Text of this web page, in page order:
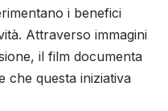
i benefici
Attraverso immagini
il film documenta
che questa iniziativa